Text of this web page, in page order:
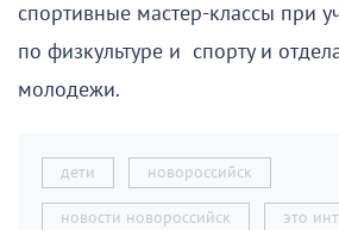
спортивные мастер-классы при
по физкультуре и спорту и
молодежи.
дети новороссийск
новости новороссийск это